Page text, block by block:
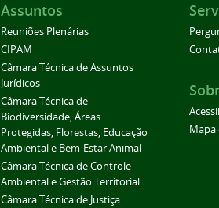
Assuntos
Reuniões Plenárias
CIPAM
Câmara Técnica de Assuntos
Jurídicos
Câmara Técnica de
Biodiversidade, Áreas
Protegidas, Florestas, Educação
Ambiental e Bem-Estar Animal
Câmara Técnica de Controle
Ambiental e Gestão Territorial
Câmara Técnica de Justiça
Mapa